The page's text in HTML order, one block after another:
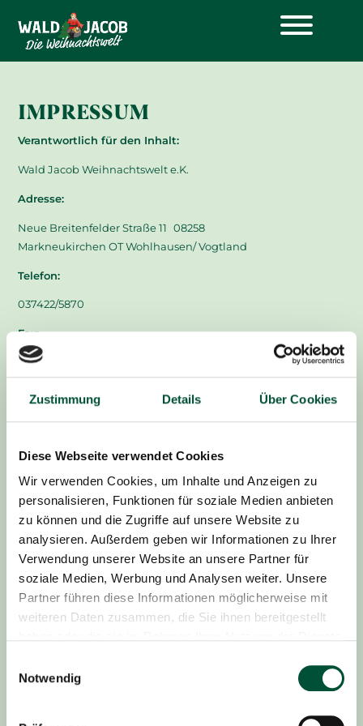
Zustimmung Details Über Cookies
Diese Webseite verwendet Cookies
Wir verwenden Cookies, um Inhalte und Anzeigen zu
personalisieren, Funktionen für soziale Medien anbieten
zu können und die Zugriffe auf unsere Website zu
analysieren. Außerdem geben wir Informationen zu Ihrer
Verwendung unserer Website an unsere Partner für
soziale Medien, Werbung und Analysen weiter. Unsere
Partner führen diese Informationen möglicherweise mit
weiteren Daten zusammen, die Sie ihnen bereitgestellt
Notwendig
IMPRESSUM
Verantwortlich für den Inhalt:
Wald Jacob Weihnachtswelt e.K.
Adresse:
Neue Breitenfelder Straße 11 08258
Markneukirchen OT Wohlhausen/ Vogtland
Telefon:
037422/5870
Fax:
037422/58750
info@wwjacob.de
Streitschlichtung:
Wir sind nicht bereit oder verpflichtet, an
Streitbeilegungsverfahren vor einer
Verbraucherschlichtungsstelle teilzunehmen.
Sonstiges:
St.-Nr. 223/299/29152
Handelsregister: HRA 9262
Umsatzsteuer ID Nr.: DE 290 258 338
bereitgestellten Informationen.
Trotz sorgfälltiger inhaltlicher Kontrolle übernehmen wir